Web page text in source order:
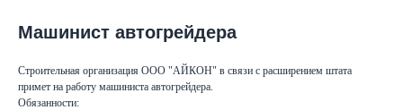
Машинист автогрейдера
Строительная организация ООО "АЙКОН" в связи с расширением штата
примет на работу машиниста автогрейдера.
Обязанности: